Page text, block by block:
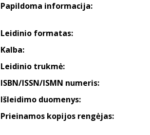
Papildoma informacija:
Leidinio formatas:
Kalba:
Leidinio trukmė:
ISBN/ISSN/ISMN numeris:
Išleidimo duomenys:
Prieinamos kopijos rengėjas: